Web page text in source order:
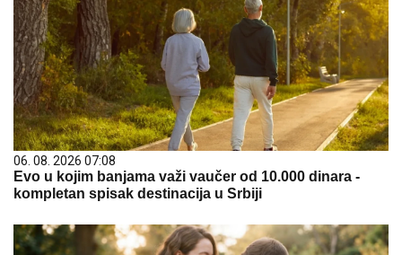
06. 08. 2026 07:08
Evo u kojim banjama važi vaučer od 10.000 dinara -
kompletan spisak destinacija u Srbiji